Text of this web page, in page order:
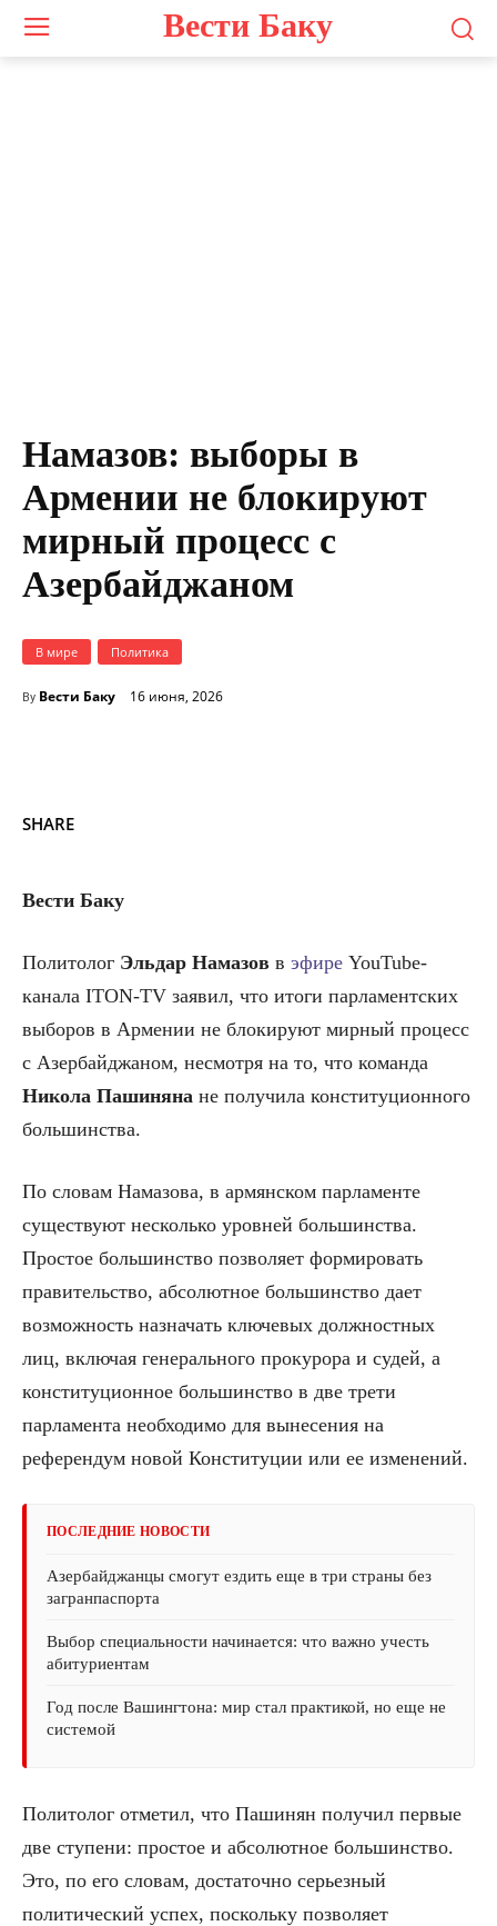
Вести Баку
Намазов: выборы в
Армении не блокируют
мирный процесс с
Азербайджаном
В мире Политика
By Вести Баку 16 июня, 2026
SHARE
Вести Баку
Политолог Эльдар Намазов в эфире YouTube-
канала ITON-TV заявил, что итоги парламентских
выборов в Армении не блокируют мирный процесс
с Азербайджаном, несмотря на то, что команда
Никола Пашиняна не получила конституционного
большинства.
По словам Намазова, в армянском парламенте
существуют несколько уровней большинства.
Простое большинство позволяет формировать
правительство, абсолютное большинство дает
возможность назначать ключевых должностных
лиц, включая генерального прокурора и судей, а
конституционное большинство в две трети
парламента необходимо для вынесения на
референдум новой Конституции или ее изменений.
ПОСЛЕДНИЕ НОВОСТИ
Азербайджанцы смогут ездить еще в три страны без
загранпаспорта
Выбор специальности начинается: что важно учесть
абитуриентам
Год после Вашингтона: мир стал практикой, но еще не
системой
Политолог отметил, что Пашинян получил первые
две ступени: простое и абсолютное большинство.
Это, по его словам, достаточно серьезный
политический успех, поскольку позволяет